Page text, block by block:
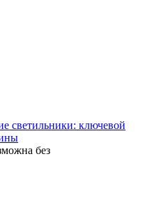
светильники: ключевой
без